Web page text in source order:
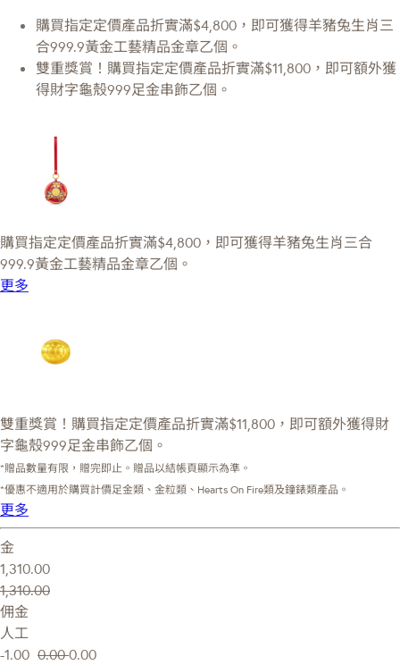
購買指定定價產品折實滿$4,800，即可獲得羊豬兔生肖三
合999.9黃金工藝精品金章乙個。
雙重獎賞！購買指定定價產品折實滿$11,800，即可額外獲
得財字龜殼999足金串飾乙個。
購買指定定價產品折實滿$4,800，即可獲得羊豬兔生肖三合
999.9黃金工藝精品金章乙個。
更多
雙重獎賞！購買指定定價產品折實滿$11,800，即可額外獲得財
字龜殼999足金串飾乙個。
*贈品數量有限，贈完即止。贈品以結帳頁顯示為準。
*優惠不適用於購買計價足金類、金粒類、Hearts On Fire類及鐘錶類產品。
更多
金
1,310.00
1,310.00
佣金
人工
-1.00 0.000.00